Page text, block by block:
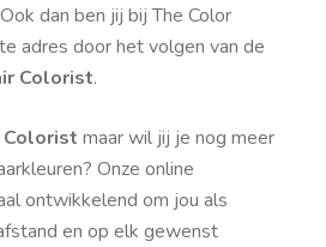
dan ben jij bij The Color
adres door het volgen van de
Colorist.
Colorist maar wil jij je nog meer
Onze online
ontwikkelend om jou als
en op elk gewenst